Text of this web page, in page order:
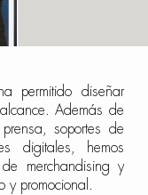
permitido diseñar
Además de
soportes de
digitales, hemos
merchandising y
y promocional.